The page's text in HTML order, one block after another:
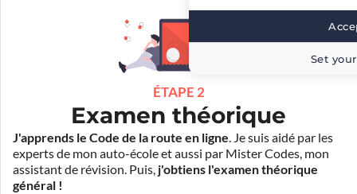
ÉTAPE 2
Examen théorique
J'apprends le Code de la route en ligne. Je suis aidé par les
experts de mon auto-école et aussi par Mister Codes, mon
assistant de révision. Puis, j'obtiens l'examen théorique
général !
Set